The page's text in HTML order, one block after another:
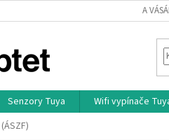
A
Senzory Tuya Wifi vypínače